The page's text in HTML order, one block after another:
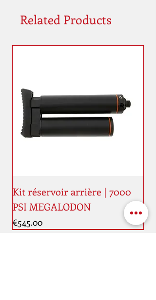
Related Products
Kit réservoir arrière | 7000
PSI MEGALODON
Price
€545.00